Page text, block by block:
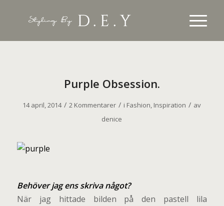
Purple Obsession.
14 april, 2014 / 2 Kommentarer / i Fashion, Inspiration / av
denice
Behöver jag ens skriva något?
När jag hittade bilden på den pastell lila